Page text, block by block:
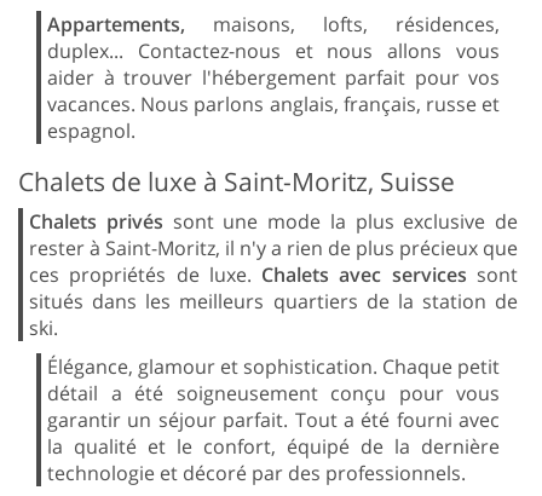
Appartements, maisons, lofts, résidences,
duplex... Contactez-nous et nous allons vous
aider à trouver l'hébergement parfait pour vos
vacances. Nous parlons anglais, français, russe et
espagnol.
Chalets de luxe à Saint-Moritz, Suisse
Chalets privés sont une mode la plus exclusive de
rester à Saint-Moritz, il n'y a rien de plus précieux que
ces propriétés de luxe. Chalets avec services sont
situés dans les meilleurs quartiers de la station de
ski.
Élégance, glamour et sophistication. Chaque petit
détail a été soigneusement conçu pour vous
garantir un séjour parfait. Tout a été fourni avec
la qualité et le confort, équipé de la dernière
technologie et décoré par des professionnels.